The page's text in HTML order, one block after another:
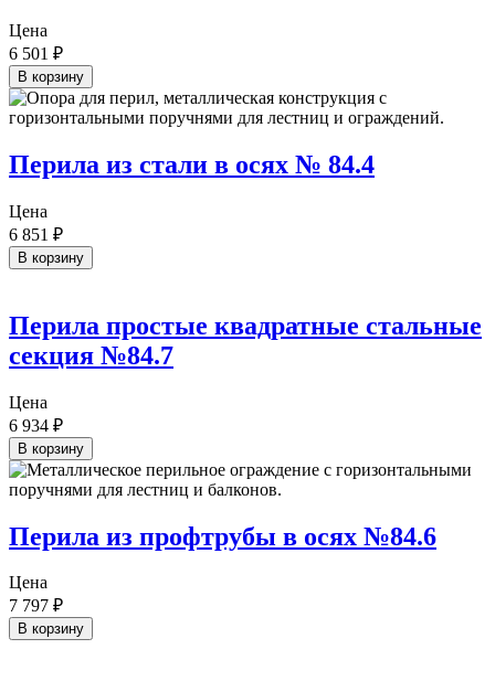
Цена
6 501 ₽
В корзину
Перила из стали в осях № 84.4
Цена
6 851 ₽
В корзину
Перила простые квадратные стальные
секция №84.7
Цена
6 934 ₽
В корзину
Перила из профтрубы в осях №84.6
Цена
7 797 ₽
В корзину